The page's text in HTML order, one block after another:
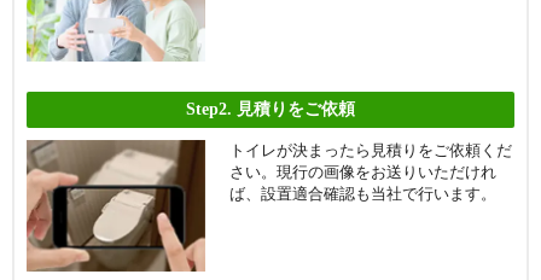
ナ行
中須、中の原、長崎町、鳴水町、西王子町、西折尾町、
西川頭町、西神原町、西鳴水、西曲里町、野面、則松、
萩原、畑、馬場山、馬場山原、馬場山東、馬場山西、馬
場山緑、東石坂町、東王子町、東折尾町、東川頭町、東
神原町、東鳴水、東浜町、東曲里町、引野、樋口町、日
吉台、平尾町、藤田、藤原、船越、舟町、別所町、別当
町、北筑、星ケ丘、堀川町、本城、本城学研台、本城東
マ行
町上津役東、町上津役西、的場町、真名子、丸尾町、三
Step2. 見積りをご依頼
トイレが決まったら見積りをご依頼くだ
さい。現行の画像をお送りいただけれ
ば、設置適合確認も当社で行います。